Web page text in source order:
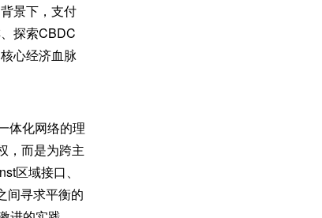
景下，支付
探索CBDC
心经济血脉
体化网络的理
，而是为跨主
区域接口、
间寻求平衡的